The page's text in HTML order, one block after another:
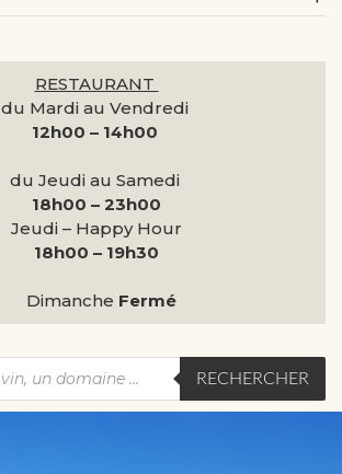
RESTAURANT
du Mardi au Vendredi
12h00 – 14h00
du Jeudi au Samedi
18h00 – 23h00
Jeudi – Happy Hour
18h00 – 19h30
Dimanche Fermé
RECHERCHER